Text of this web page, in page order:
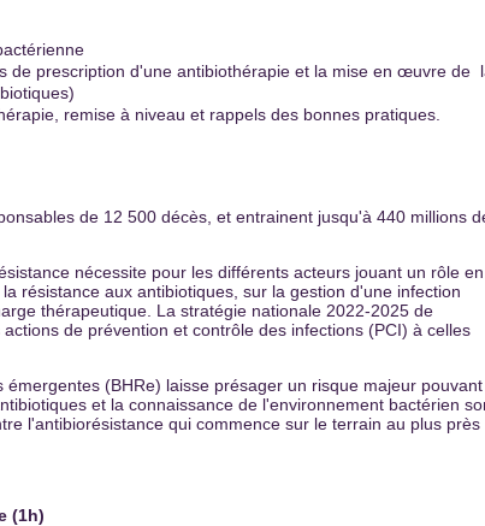
de prescription d'une antibiothérapie et la mise en œuvre de
remise à niveau et rappels des bonnes pratiques.
de 12 500 décès, et entrainent jusqu'à 440 millions
nécessite pour les différents acteurs jouant un rôle en
résistance aux antibiotiques, sur la gestion d'une infection
thérapeutique. La stratégie nationale 2022-2025 de
de prévention et contrôle des infections (PCI) à celles
(BHRe) laisse présager un risque majeur pouvant
et la connaissance de l'environnement bactérien
l'antibiorésistance qui commence sur le terrain au plus près
(1h)